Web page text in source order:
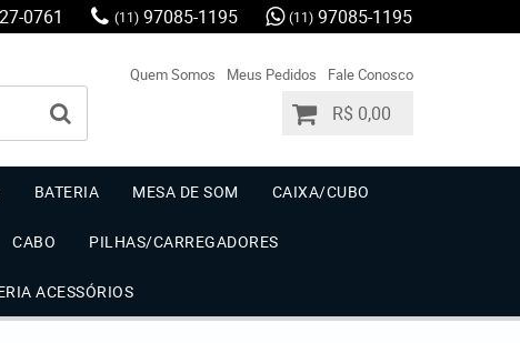
0761 (11) 97085-1195 (11) 97085-1195
Quem Somos Meus Pedidos Fale Conosco
R$ 0,00
BATERIA MESA DE SOM CAIXA/CUBO
CABO PILHAS/CARREGADORES
ACESSÓRIOS